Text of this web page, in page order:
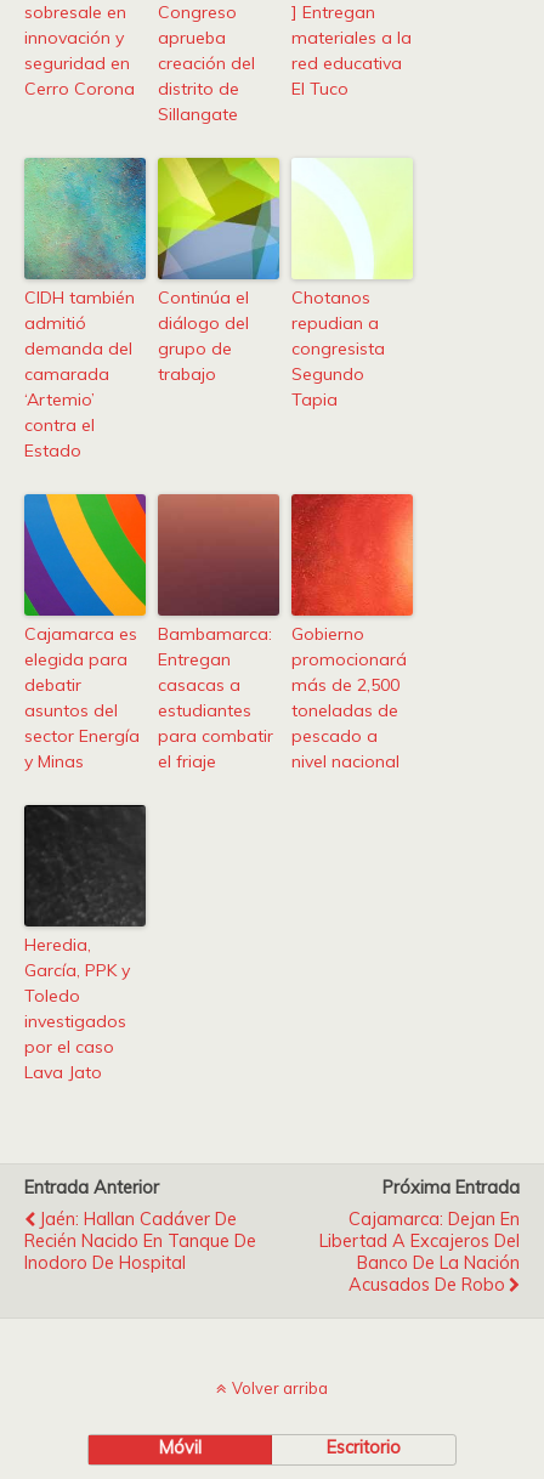
sobresale en
innovación y
seguridad en
Cerro Corona
Congreso
aprueba
creación del
distrito de
Sillangate
] Entregan
materiales a la
red educativa
El Tuco
CIDH también
admitió
demanda del
camarada
‘Artemio’
contra el
Estado
Continúa el
diálogo del
grupo de
trabajo
Chotanos
repudian a
congresista
Segundo
Tapia
Cajamarca es
elegida para
debatir
asuntos del
sector Energía
y Minas
Bambamarca:
Entregan
casacas a
estudiantes
para combatir
el friaje
Gobierno
promocionará
más de 2,500
toneladas de
pescado a
nivel nacional
Heredia,
García, PPK y
Toledo
investigados
por el caso
Lava Jato
Entrada Anterior
Jaén: Hallan Cadáver De
Recién Nacido En Tanque De
Inodoro De Hospital
Próxima Entrada
Cajamarca: Dejan En
Libertad A Excajeros Del
Banco De La Nación
Acusados De Robo
Volver arriba
Móvil Escritorio